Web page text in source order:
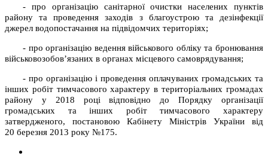
- про організацію санітарної очистки населених пунктів
району та проведення заходів з благоустрою та дезінфекції
джерел водопостачання на підвідомчих територіях;
- про організацію ведення військового обліку та бронювання
військовозобов’язаних в органах місцевого самоврядування;
- про організацію і проведення оплачуваних громадських та
інших робіт тимчасового характеру в територіальних громадах
району у 2018 році відповідно до Порядку організації
громадських та інших робіт тимчасового характеру
затвердженого, постановою Кабінету Міністрів України від
20 березня 2013 року №175.